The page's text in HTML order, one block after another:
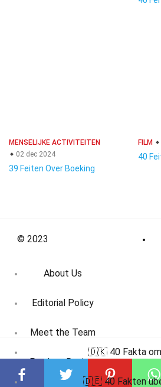
MENSELIJKE ACTIVITEITEN
02 dec 2024
39 Feiten Over Boeking
FILM
40
© 2023
About Us
Editorial Policy
Meet the Team
Product Review
🇩🇰 40 Fakta om
🇩🇪 40 Fakten